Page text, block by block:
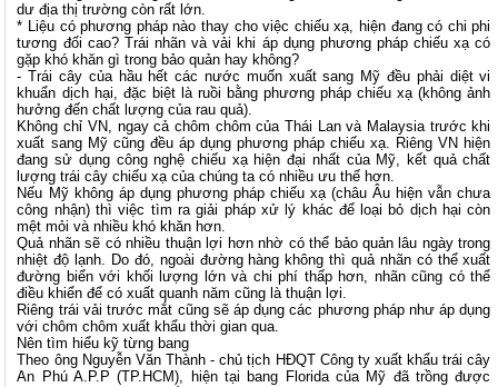
dư địa thị trường còn rất lớn.
* Liệu có phương pháp nào thay cho việc chiếu xạ, hiện đang có chi phi
tương đối cao? Trái nhãn và vải khi áp dụng phương pháp chiếu xạ có
gặp khó khăn gì trong bảo quản hay không?
- Trái cây của hầu hết các nước muốn xuất sang Mỹ đều phải diệt vi
khuẩn dịch hại, đặc biệt là ruồi bằng phương pháp chiếu xạ (không ảnh
hưởng đến chất lượng của rau quả).
Không chỉ VN, ngay cả chôm chôm của Thái Lan và Malaysia trước khi
xuất sang Mỹ cũng đều áp dụng phương pháp chiếu xạ. Riêng VN hiện
đang sử dụng công nghệ chiếu xạ hiện đại nhất của Mỹ, kết quả chất
lượng trái cây chiếu xạ của chúng ta có nhiều ưu thế hơn.
Nếu Mỹ không áp dụng phương pháp chiếu xạ (châu Âu hiện vẫn chưa
công nhận) thì việc tìm ra giải pháp xử lý khác để loại bỏ dịch hại còn
mệt mỏi và nhiều khó khăn hơn.
Quả nhãn sẽ có nhiều thuận lợi hơn nhờ có thể bảo quản lâu ngày trong
nhiệt độ lạnh. Do đó, ngoài đường hàng không thì quả nhãn có thể xuất
đường biển với khối lượng lớn và chi phí thấp hơn, nhãn cũng có thể
điều khiển để có xuất quanh năm cũng là thuận lợi.
Riêng trái vải trước mắt cũng sẽ áp dụng các phương pháp như áp dụng
với chôm chôm xuất khẩu thời gian qua.
Nên tìm hiểu kỹ từng bang
Theo ông Nguyễn Văn Thành - chủ tịch HĐQT Công ty xuất khẩu trái cây
An Phú A.P.P (TP.HCM), hiện tại bang Florida của Mỹ đã trồng được